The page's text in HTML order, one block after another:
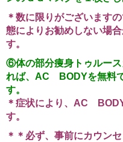
＊数に限りがございます
態によりお勧めしない場
す
⑥体の部分痩身トゥルー
れば、AC BODYを無料
＊症状により、AC
す。
＊＊必ず、事前にカウン